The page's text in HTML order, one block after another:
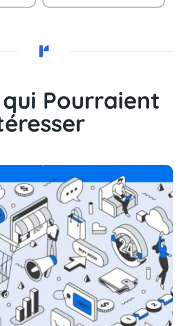
Pourraient